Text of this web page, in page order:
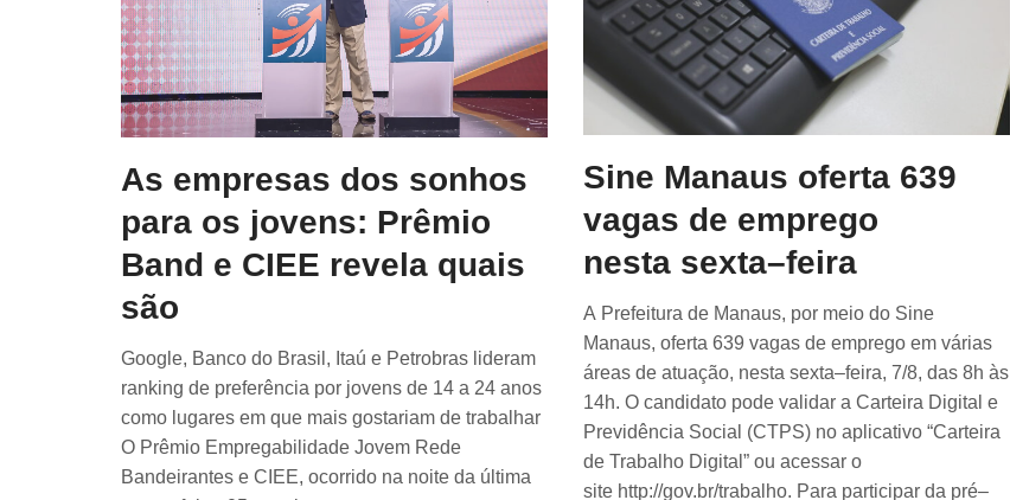
As empresas dos sonhos
para os jovens: Prêmio
Band e CIEE revela quais
são
Google, Banco do Brasil, Itaú e Petrobras lideram
ranking de preferência por jovens de 14 a 24 anos
como lugares em que mais gostariam de trabalhar
O Prêmio Empregabilidade Jovem Rede
Bandeirantes e CIEE, ocorrido na noite da última
Sine Manaus oferta 639
vagas de emprego
nesta sexta–feira
A Prefeitura de Manaus, por meio do Sine
Manaus, oferta 639 vagas de emprego em várias
áreas de atuação, nesta sexta–feira, 7/8, das 8h às
14h. O candidato pode validar a Carteira Digital e
Previdência Social (CTPS) no aplicativo “Carteira
de Trabalho Digital” ou acessar o
site http://gov.br/trabalho. Para participar da pré–